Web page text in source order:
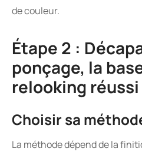
de couleur.
Étape 2 :
ponçage, la
relooking réussi
Choisir sa
La méthode dépend de la